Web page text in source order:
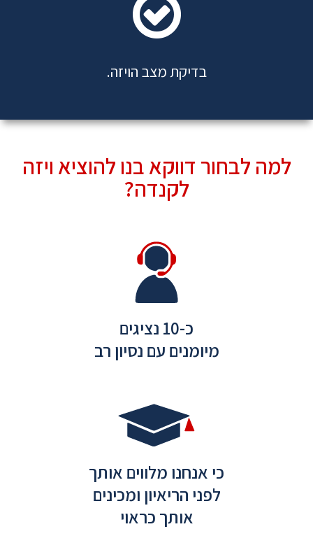
בדיקת מצב הויזה.
למה לבחור דווקא בנו להוציא ויזה
לקנדה?
כ-10 נציגים
מיומנים עם נסיון רב
כי אנחנו מלווים אותך
לפני הריאיון ומכינים
אותך כראוי